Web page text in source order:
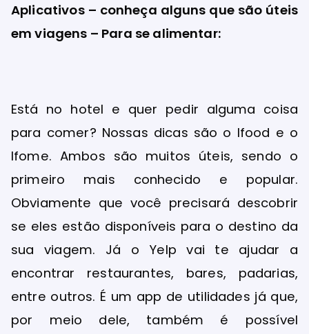
Aplicativos – conheça alguns que são úteis
em viagens – Para se alimentar:
Está no hotel e quer pedir alguma coisa
para comer? Nossas dicas são o Ifood e o
Ifome. Ambos são muitos úteis, sendo o
primeiro mais conhecido e popular.
Obviamente que você precisará descobrir
se eles estão disponíveis para o destino da
sua viagem. Já o Yelp vai te ajudar a
encontrar restaurantes, bares, padarias,
entre outros. É um app de utilidades já que,
por meio dele, também é possível